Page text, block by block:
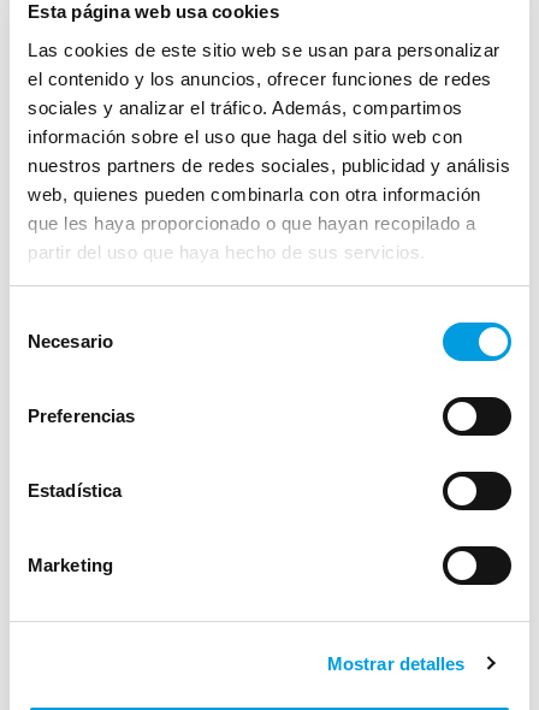
Esta página web usa cookies
Las cookies de este sitio web se usan para personalizar
el contenido y los anuncios, ofrecer funciones de redes
sociales y analizar el tráfico. Además, compartimos
información sobre el uso que haga del sitio web con
nuestros partners de redes sociales, publicidad y análisis
web, quienes pueden combinarla con otra información
que les haya proporcionado o que hayan recopilado a
partir del uso que haya hecho de sus servicios.
Necesario
Preferencias
Estadística
Marketing
Mostrar detalles
05/08/2026
359.96
Ver estado de
En el cuadro siguiente se puede ver la